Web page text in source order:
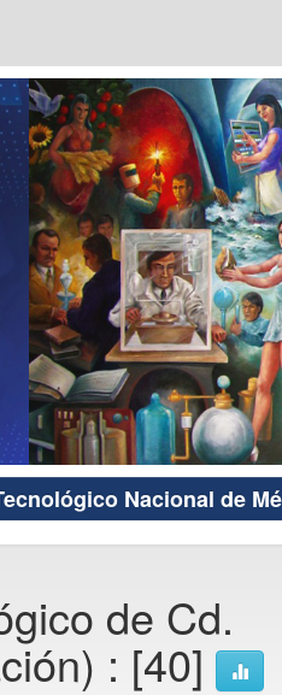
Nacional de
de Cd.
: [40]